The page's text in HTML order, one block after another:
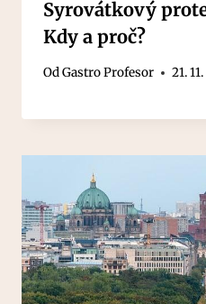
Syrovátkový
Kdy a proč?
OdGastro Profesor 21.